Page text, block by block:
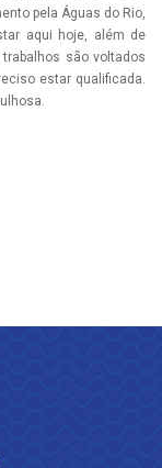
pela Águas do Rio,
aqui hoje, além de
são voltados
estar qualificada.